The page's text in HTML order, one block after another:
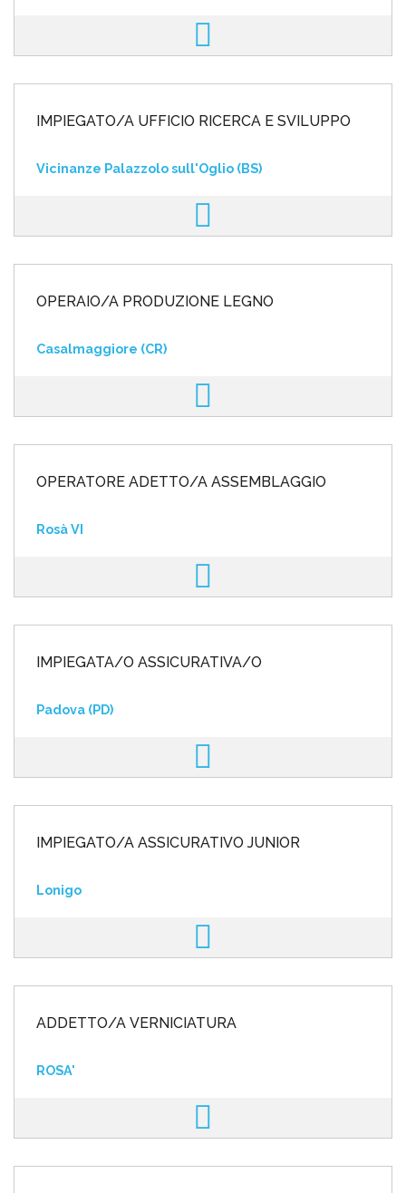
IMPIEGATO/A UFFICIO RICERCA E SVILUPPO
Vicinanze Palazzolo sull'Oglio (BS)
OPERAIO/A PRODUZIONE LEGNO
Casalmaggiore (CR)
OPERATORE ADETTO/A ASSEMBLAGGIO
Rosà VI
IMPIEGATA/O ASSICURATIVA/O
Padova (PD)
IMPIEGATO/A ASSICURATIVO JUNIOR
Lonigo
ADDETTO/A VERNICIATURA
ROSA'